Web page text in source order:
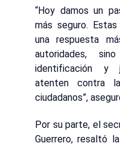
“Hoy damos un
más seguro.
una respuesta
autoridades,
identificación y
atenten contra
ciudadanos”,
Por su parte, el
Guerrero, resaltó